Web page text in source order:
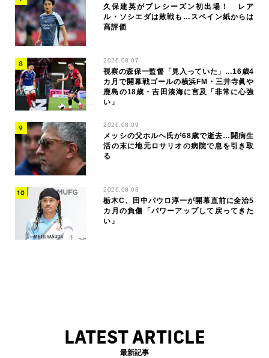
久保建英がプレシーズン初出場！ レア
ル・ソシエダは敗戦も…スペイン紙からは
高評価
2026.08.07
視察の森保一監督「見入っていた」…16歳4
カ月で開幕戦ゴールの横浜FM・三井寺眞や
鹿島の18歳・吉田湊海に言及「非常に心強
い」
2026.08.09
メッシの父ホルヘ氏が68歳で逝去…闘病生
活の末に地元ロサリオの病院で息を引き取
る
2026.08.08
栃木C、田中パウロ淳一が開幕直前に全治5
カ月の負傷「パワーアップして戻ってきた
い」
LATEST ARTICLE
最新記事